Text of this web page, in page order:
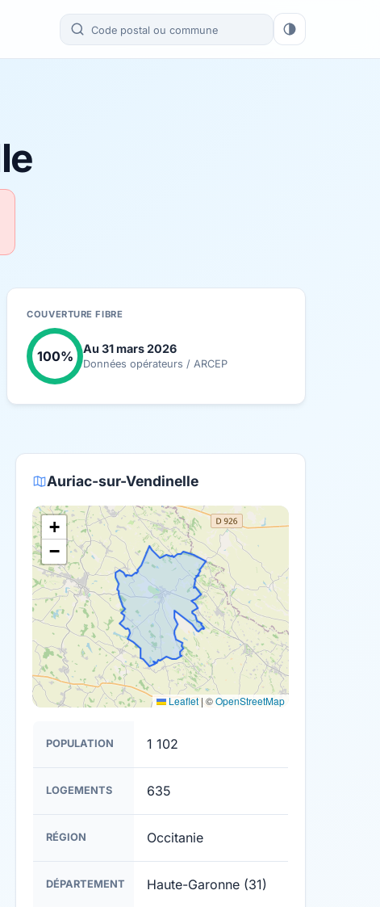
COUVERTURE FIBRE
100% Au 31 mars 2026
Données opérateurs / ARCEP
Auriac-sur-Vendinelle
+
−
Leaflet | ©OpenStreetMap
POPULATION 1 102
LOGEMENTS 635
RÉGION Occitanie
DÉPARTEMENT Haute-Garonne (31)